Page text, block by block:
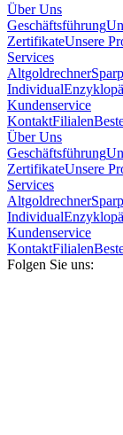
Über Uns
Geschäftsführung
ZertifikateUnsere
Services
Altgoldrechner
Individual
Kundenservice
KontaktFilialen
Über Uns
Geschäftsführung
ZertifikateUnsere
Services
Altgoldrechner
Individual
Kundenservice
KontaktFilialen
Folgen Sie uns: